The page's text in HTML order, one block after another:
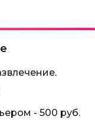
- 500 руб.